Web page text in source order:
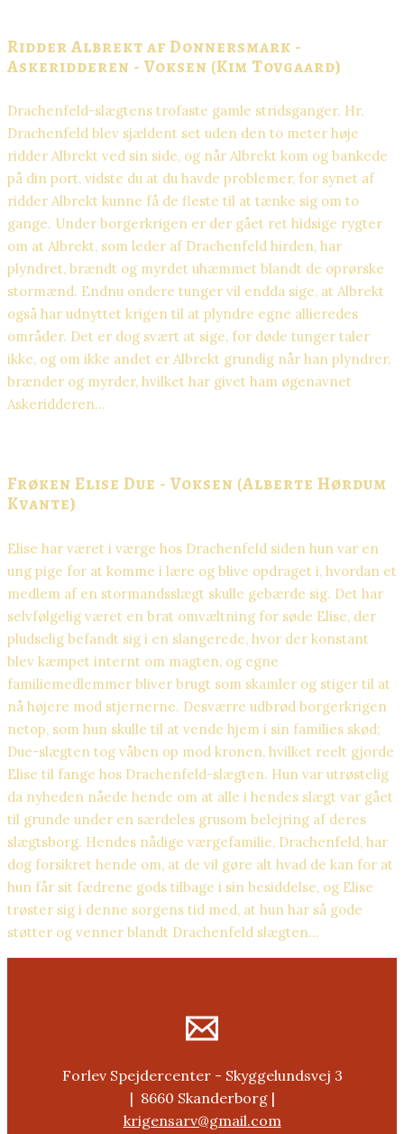
Ridder Albrekt af Donnersmark -
Askeridderen - Voksen (Kim Tovgaard)
Drachenfeld-slægtens trofaste gamle stridsganger. Hr.
Drachenfeld blev sjældent set uden den to meter høje
ridder Albrekt ved sin side, og når Albrekt kom og bankede
på din port, vidste du at du havde problemer, for synet af
ridder Albrekt kunne få de fleste til at tænke sig om to
gange. Under borgerkrigen er der gået ret hidsige rygter
om at Albrekt, som leder af Drachenfeld hirden, har
plyndret, brændt og myrdet uhæmmet blandt de oprørske
stormænd. Endnu ondere tunger vil endda sige, at Albrekt
også har udnyttet krigen til at plyndre egne allieredes
områder. Det er dog svært at sige, for døde tunger taler
ikke, og om ikke andet er Albrekt grundig når han plyndrer,
brænder og myrder, hvilket har givet ham øgenavnet
Askeridderen…
Frøken Elise Due - Voksen (Alberte Hørdum
Kvante)
Elise har været i værge hos Drachenfeld siden hun var en
ung pige for at komme i lære og blive opdraget i, hvordan et
medlem af en stormandsslægt skulle gebærde sig. Det har
selvfølgelig været en brat omvæltning for søde Elise, der
pludselig befandt sig i en slangerede, hvor der konstant
blev kæmpet internt om magten, og egne
familiemedlemmer bliver brugt som skamler og stiger til at
nå højere mod stjernerne. Desværre udbrød borgerkrigen
netop, som hun skulle til at vende hjem i sin families skød;
Due-slægten tog våben op mod kronen, hvilket reelt gjorde
Elise til fange hos Drachenfeld-slægten. Hun var utrøstelig
da nyheden nåede hende om at alle i hendes slægt var gået
til grunde under en særdeles grusom belejring af deres
slægtsborg. Hendes nådige værgefamilie, Drachenfeld, har
dog forsikret hende om, at de vil gøre alt hvad de kan for at
hun får sit fædrene gods tilbage i sin besiddelse, og Elise
trøster sig i denne sorgens tid med, at hun har så gode
støtter og venner blandt Drachenfeld slægten…
Forlev Spejdercenter - Skyggelundsvej 3
| 8660 Skanderborg |
krigensarv@gmail.com